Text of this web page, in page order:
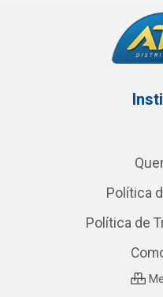
Política
Política de